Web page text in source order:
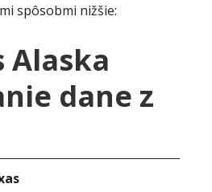
spôsobmi nižšie:
Alaska
dane z